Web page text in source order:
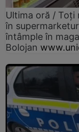
Ultima oră / Toți
în
întâmple în
Bolojan